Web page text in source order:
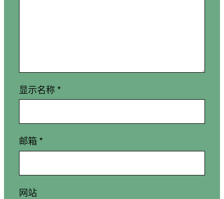
显示名称 *
邮箱 *
网站